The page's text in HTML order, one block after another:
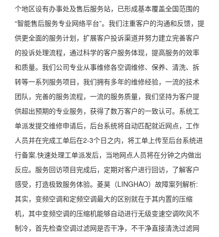
个地区设有办事处及售后服务站，已形成基本覆盖全国范围的
“智能售后服务专业网络平台”。我们注重客户的沟通和反馈，提
供更全面的服务计划，扩展客户投诉渠道并努力建立完善客户
的投诉处理流程，通过科学的客户服务体现，提高服务的效率
和质量。我们公司专业从事维修各空调维修、保养、清洗、拆
转等一系列服务项目，我们拥有多年的维修经验，一流的技术
团队，完善的服务流程，一流的服务质量，我们坚持为客户提
供超出预期的专业服务，获得了数万客户的一致认可。系统工
单派发提交维修申请后，后台系统将自动匹配就近网点，工作
人员并在完成工单后在2-3个日之内，将工单上传至后台系统进
行备案.快速处理工单派发后，当地网点人员将在分钟之内做出
反应。服务回访项目完成后，定期对客户进行回访，了解客户
感受，打造极致服务体验。菱昊（LINGHAO）故障案列解析:
其实，变频空调和定频空调最大的区别就在于其内置的压缩
机，其中变频空调的压缩机能够自动进行无级变速空调吹风不
制冷，首先检查空调过滤网是否干净，不干净直接清洗过滤网